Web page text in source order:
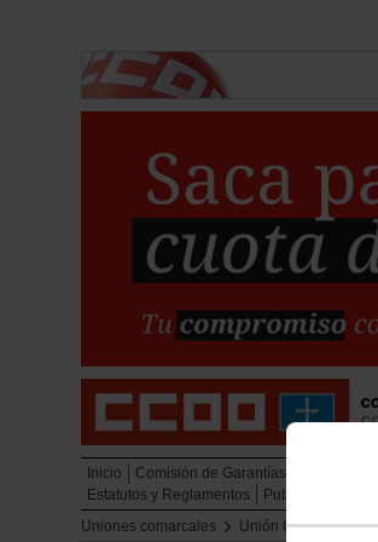
Inicio Comisión de Garantías
Estatutos y Reglamentos
Publicaciones y
Uniones comarcales
Unión Comarcal del